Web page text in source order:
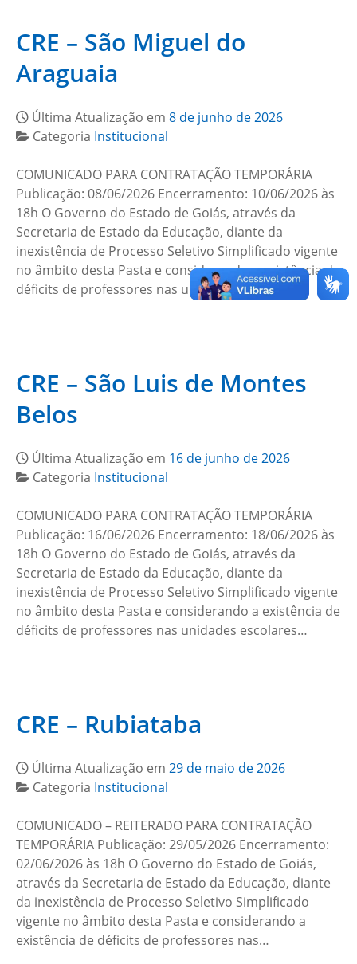
CRE – São Miguel do
Araguaia
Última Atualização em 8 de junho de 2026
Categoria Institucional
COMUNICADO PARA CONTRATAÇÃO TEMPORÁRIA
Publicação: 08/06/2026 Encerramento: 10/06/2026 às
18h O Governo do Estado de Goiás, através da
Secretaria de Estado da Educação, diante da
inexistência de Processo Seletivo Simplificado vigente
no âmbito desta Pasta e considerando a existência de
déficits de professores nas unidades escolares…
CRE – São Luis de Montes
Belos
Última Atualização em 16 de junho de 2026
Categoria Institucional
COMUNICADO PARA CONTRATAÇÃO TEMPORÁRIA
Publicação: 16/06/2026 Encerramento: 18/06/2026 às
18h O Governo do Estado de Goiás, através da
Secretaria de Estado da Educação, diante da
inexistência de Processo Seletivo Simplificado vigente
no âmbito desta Pasta e considerando a existência de
déficits de professores nas unidades escolares…
CRE – Rubiataba
Última Atualização em 29 de maio de 2026
Categoria Institucional
COMUNICADO – REITERADO PARA CONTRATAÇÃO
TEMPORÁRIA Publicação: 29/05/2026 Encerramento:
02/06/2026 às 18h O Governo do Estado de Goiás,
através da Secretaria de Estado da Educação, diante
da inexistência de Processo Seletivo Simplificado
vigente no âmbito desta Pasta e considerando a
existência de déficits de professores nas…